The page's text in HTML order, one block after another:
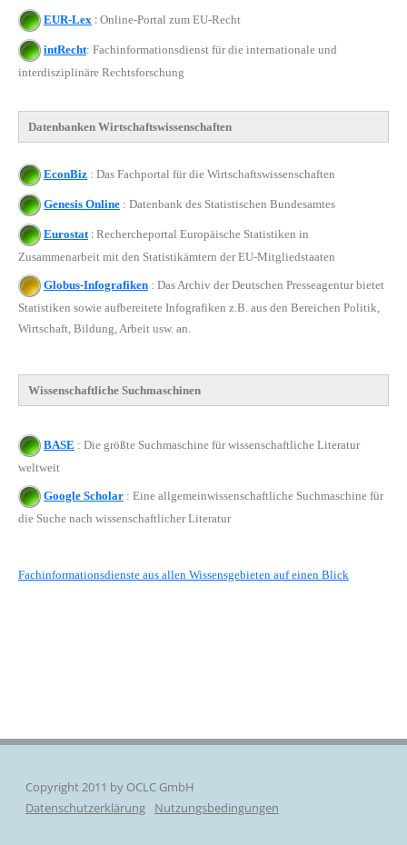
EUR-Lex : Online-Portal zum EU-Recht
intRecht: Fachinformationsdienst für die internationale und
interdisziplinäre Rechtsforschung
Datenbanken Wirtschaftswissenschaften
EconBiz : Das Fachportal für die Wirtschaftswissenschaften
Genesis Online : Datenbank des Statistischen Bundesamtes
Eurostat: Rechercheportal Europäische Statistiken in
Zusammenarbeit mit den Statistikämtern der EU-Mitgliedstaaten
Globus-Infografiken : Das Archiv der Deutschen Presseagentur bietet
Statistiken sowie aufbereitete Infografiken z.B. aus den Bereichen Politik,
Wirtschaft, Bildung, Arbeit usw. an.
Wissenschaftliche Suchmaschinen
BASE : Die größte Suchmaschine für wissenschaftliche Literatur
weltweit
Google Scholar : Eine allgemeinwissenschaftliche Suchmaschine für
die Suche nach wissenschaftlicher Literatur
Fachinformationsdienste aus allen Wissensgebieten auf einen Blick
Copyright 2011 by OCLC GmbH
Datenschutzerklärung
Nutzungsbedingungen